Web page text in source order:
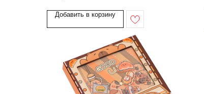
Добавить в корзину